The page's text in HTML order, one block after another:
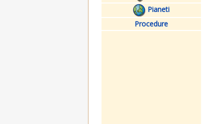
Pianeti
Procedure